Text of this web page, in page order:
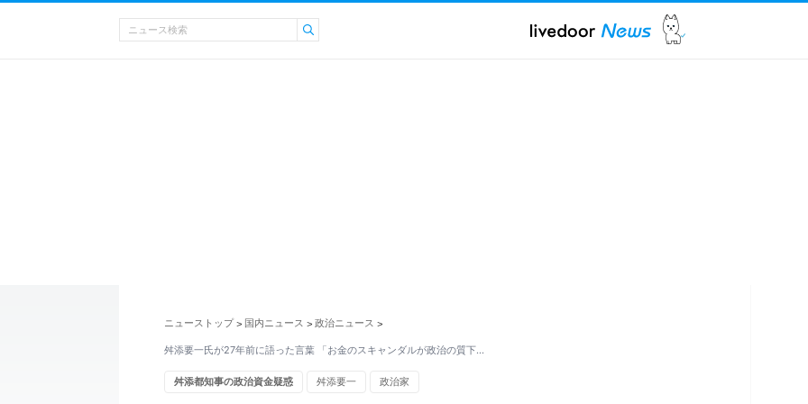
ニューストップ > 国内ニュース > 政治ニュース >
舛添要一氏が27年前に語った言葉 「お金のスキャンダルが政治の質下…
舛添都知事の政治資金疑惑 舛添要一 政治家